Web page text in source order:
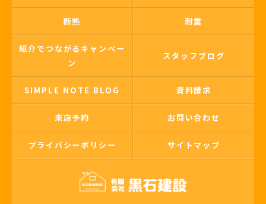
断熱 耐震
紹介でつながるキャンペー
ン
スタッフブログ
SIMPLE NOTE BLOG 資料請求
来店予約 お問い合わせ
プライバシーポリシー サイトマップ